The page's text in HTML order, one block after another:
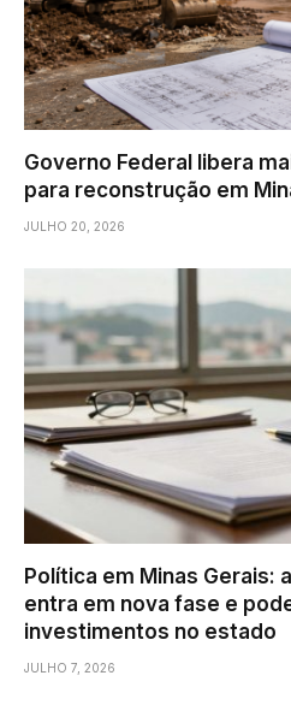
Governo Federal libera
para reconstrução em
JULHO 20, 2026
Política em Minas Gerais:
entra em nova fase e
investimentos no estado
JULHO 7, 2026